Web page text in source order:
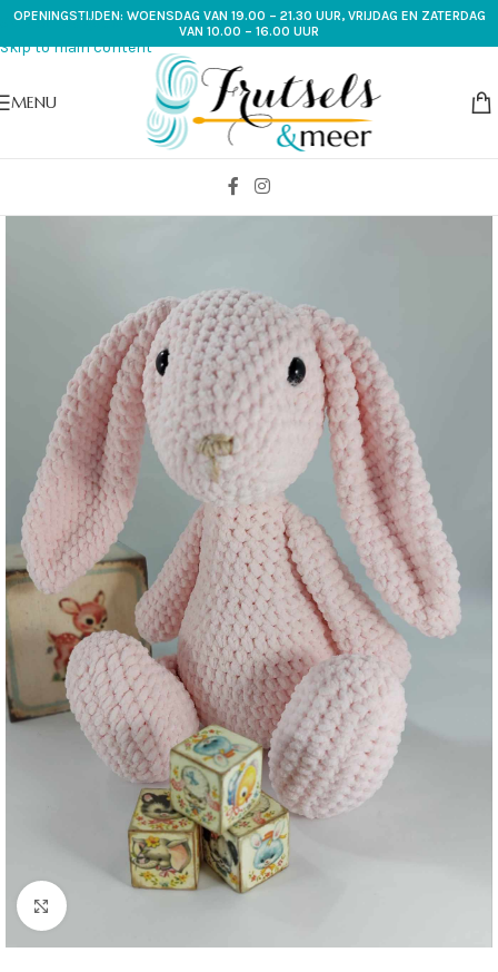
Skip to navigation
Skip to main content
OPENINGSTIJDEN: WOENSDAG VAN 19.00 – 21.30 UUR, VRIJDAG EN ZATERDAG
VAN 10.00 – 16.00 UUR
MENU
Klik om te vergroten